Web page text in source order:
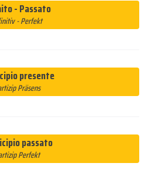
- Passato
- Perfekt
presente
Präsens
passato
Perfekt